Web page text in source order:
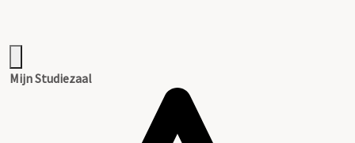
Mijn Studiezaal